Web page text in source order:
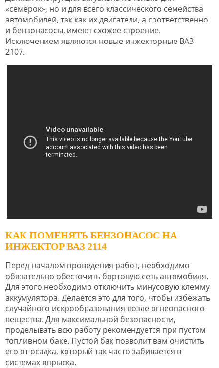
«семерок», но и для всего классического семейства
автомобилей, так как их двигатели, а соответственно
и бензонасосы, имеют схожее строение.
Исключением являются новые инжекторные ВАЗ
2107.
КАК ПОМЕНЯТЬ БЕНЗОНАСОС НА
ИНЖЕКТОР ВАЗ 2114
Перед началом проведения работ, необходимо
обязательно обесточить бортовую сеть автомобиля.
Для этого необходимо отключить минусовую клемму
аккумулятора. Делается это для того, чтобы избежать
случайного искрообразования возле огнеопасного
вещества. Для максимальной безопасности,
проделывать всю работу рекомендуется при пустом
топливном баке. Пустой бак позволит вам очистить
его от осадка, который так часто забивается в
системах впрыска.